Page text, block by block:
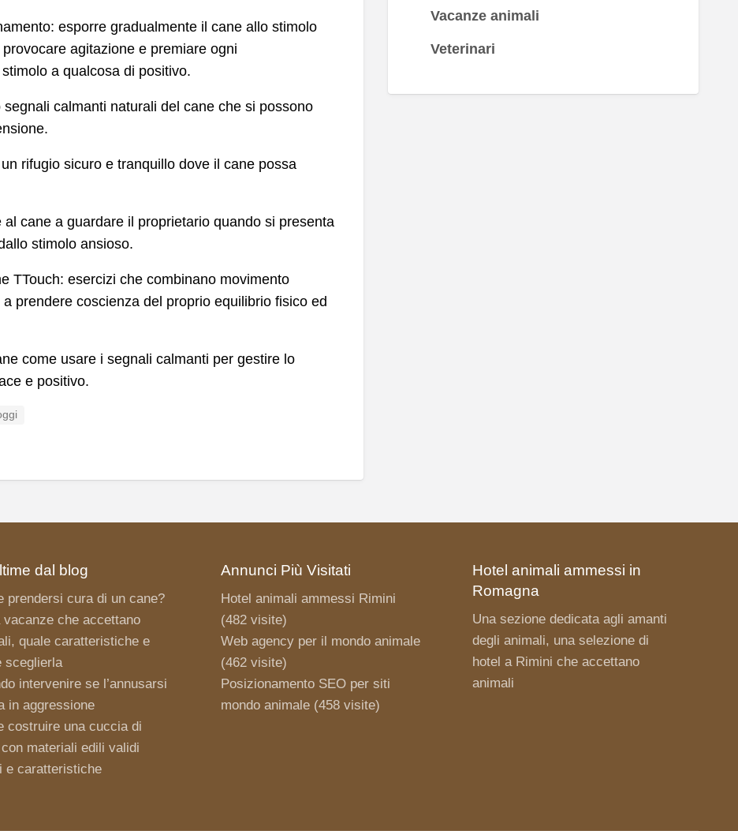
esporre gradualmente il cane allo stimolo
agitazione e premiare ogni
a qualcosa di positivo.
calmanti naturali del cane che si possono
rifugio sicuro e tranquillo dove il cane possa
al cane a guardare il proprietario quando si presenta
stimolo ansioso.
TTouch: esercizi che combinano movimento
prendere coscienza del proprio equilibrio fisico ed
come usare i segnali calmanti per gestire lo
e positivo.
Vacanze animali
Veterinari
dal blog
prendersi cura di un cane?
vacanze che accettano
quale caratteristiche e
sceglierla
intervenire se l’annusarsi
in aggressione
costruire una cuccia di
materiali edili validi
e caratteristiche
Annunci Più Visitati
Hotel animali ammessi Rimini
(482 visite)
Web agency per il mondo animale
(462 visite)
Posizionamento SEO per siti
mondo animale(458 visite)
Hotel animali ammessi in
Romagna
Una sezione dedicata agli amanti
degli animali, una selezione di
hotel a Rimini che accettano
animali